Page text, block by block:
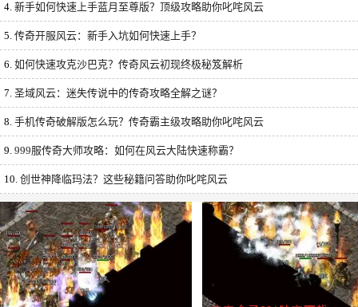
4. 新手如何快速上手蓝月至尊版？顶级攻略助你叱咤风云
5. 传奇开服风云：新手入坑如何快速上手？
6. 如何快速攻克沙巴克？传奇风云初现终极秘笈解析
7. 圣域风云：迷失传说中的传奇攻略全解之谜？
8. 手机传奇破解版怎么玩？传奇霸主级攻略助你叱咤风云
9. 999服传奇大师攻略：如何在风云大陆快速称霸？
10. 创世神降临玛法？这些秘籍问答助你叱咤风云